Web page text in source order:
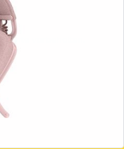
vorbehalten.